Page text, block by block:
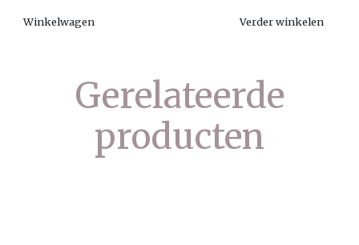
Winkelwagen Verder winkelen
Gerelateerde
producten